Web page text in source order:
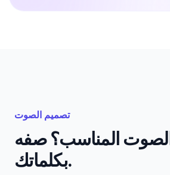
تصميم الصوت
المناسب؟ صفه
بكلماتك.